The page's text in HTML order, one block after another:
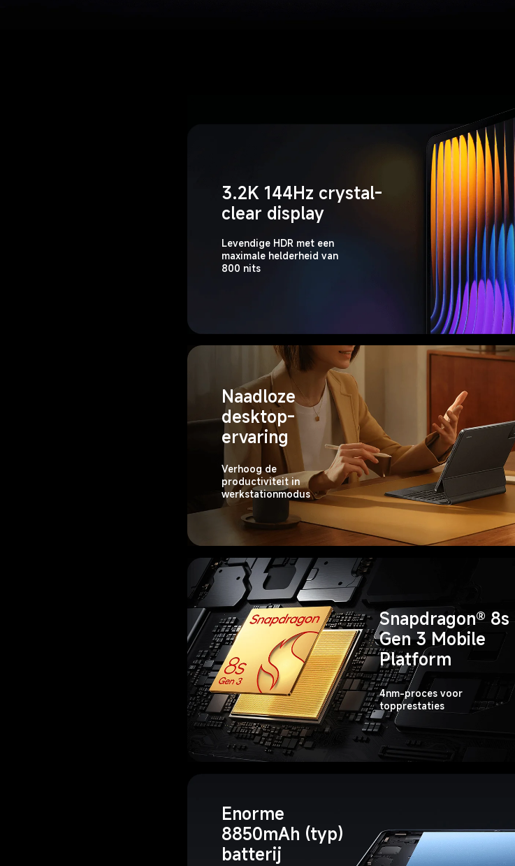
3.2K 144Hz crystal-
clear display
Levendige HDR met een
maximale helderheid van
800 nits
Naadloze
desktop-
ervaring
Verhoog de
productiviteit in
werkstationmodus
Snapdragon® 8s
Gen 3 Mobile
Platform
4nm-proces voor
topprestaties
Enorme
8850mAh (typ)
batterij